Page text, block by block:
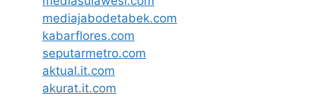
mediajabodetabek.com
kabarflores.com
seputarmetro.com
aktual.it.com
akurat.it.com